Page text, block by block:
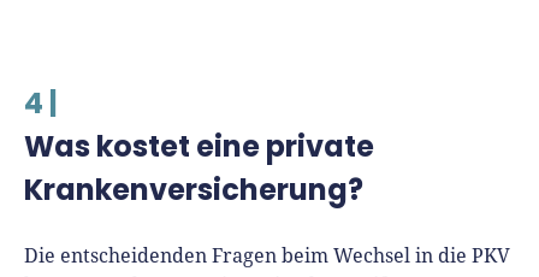
4 |
Was kostet eine private
Krankenversicherung?
Die entscheidenden Fragen beim Wechsel in die PKV